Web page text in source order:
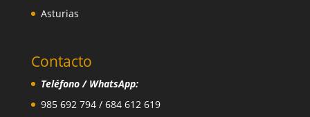
Asturias
Contacto
Teléfono / WhatsApp:
985 692 794 / 684 612 619